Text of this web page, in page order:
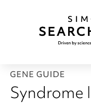
GENE GUIDE
Syndrome